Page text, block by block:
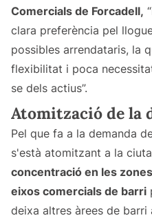
Comercials de Forcadell,
clara preferència pel
possibles arrendataris, la
flexibilitat i poca
se dels actius”.
Atomització de la
Pel que fa a la demanda
s'està atomitzant a la
concentració en les zones
eixos comercials de barri
deixa altres àrees de